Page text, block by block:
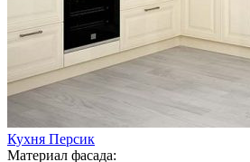
Кухня Персик
Материал фасада: